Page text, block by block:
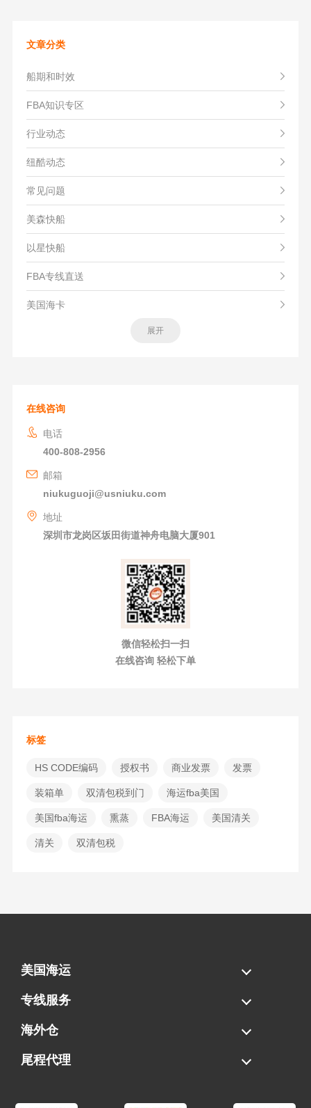
文章分类
船期和时效
FBA知识专区
行业动态
纽酷动态
常见问题
美森快船
以星快船
FBA专线直送
美国海卡
展开
在线咨询
电话
400-808-2956
邮箱
niukuguoji@usniuku.com
地址
深圳市龙岗区坂田街道神舟电脑大厦901
微信轻松扫一扫
在线咨询 轻松下单
标签
HS CODE编码 授权书 商业发票 发票
装箱单 双清包税到门 海运fba美国
美国fba海运 熏蒸 ​FBA海运 美国清关
清关 双清包税
美国海运
海运拼柜
海运整柜
美国海卡
加拿大海运
专线服务
FBA专线直送
超大件专线
AWD专线
电池专线
海外仓
一件代发
FBA中转
贴标换标
拆柜/存储
尾程代理